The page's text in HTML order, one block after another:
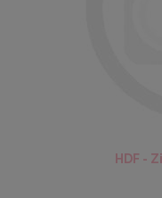
HDF -